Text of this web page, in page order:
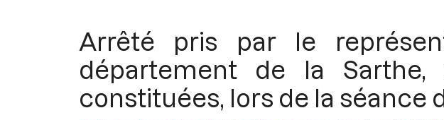
Arrêté pris par le
département de la
constituées, lors de la séance